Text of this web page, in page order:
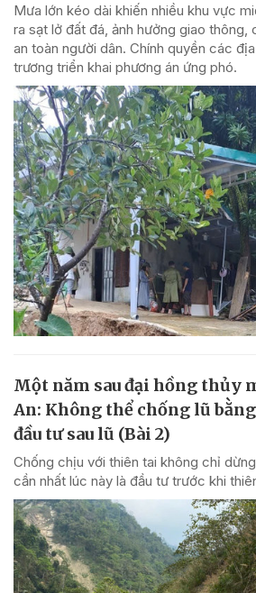
Mưa lớn kéo dài khiến nhiều khu vực
ra sạt lở đất đá, ảnh hưởng giao thông,
an toàn người dân. Chính quyền các
trương triển khai phương án ứng phó.
Một năm sau đại hồng thủy
An: Không thể chống lũ
đầu tư sau lũ (Bài 2)
Chống chịu với thiên tai không chỉ
cần nhất lúc này là đầu tư trước khi